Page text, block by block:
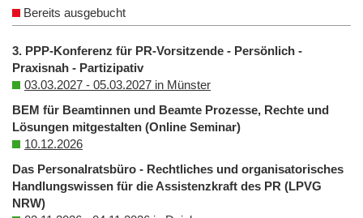
Bereits ausgebucht
3. PPP-Konferenz für PR-Vorsitzende - Persönlich -
Praxisnah - Partizipativ
03.03.2027 - 05.03.2027 in Münster
BEM für Beamtinnen und Beamte Prozesse, Rechte und
Lösungen mitgestalten (Online Seminar)
10.12.2026
Das Personalratsbüro - Rechtliches und organisatorisches
Handlungswissen für die Assistenzkraft des PR (LPVG
NRW)